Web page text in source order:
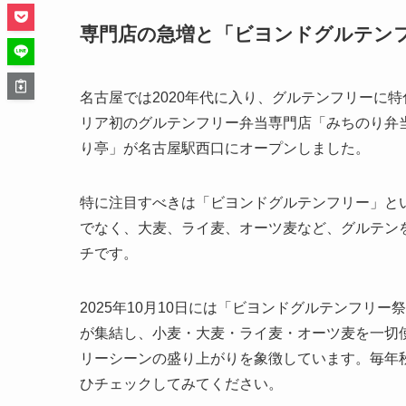
専門店の急増と「ビヨンドグルテン
名古屋では2020年代に入り、グルテンフリーに
リア初のグルテンフリー弁当専門店「みちのり
り亭」が名古屋駅西口にオープンしました。
特に注目すべきは「ビヨンドグルテンフリー」
でなく、大麦、ライ麦、オーツ麦など、グルテ
チです。
2025年10月10日には「ビヨンドグルテンフリー
が集結し、小麦・大麦・ライ麦・オーツ麦を一
リーシーンの盛り上がりを象徴しています。毎
ひチェックしてみてください。